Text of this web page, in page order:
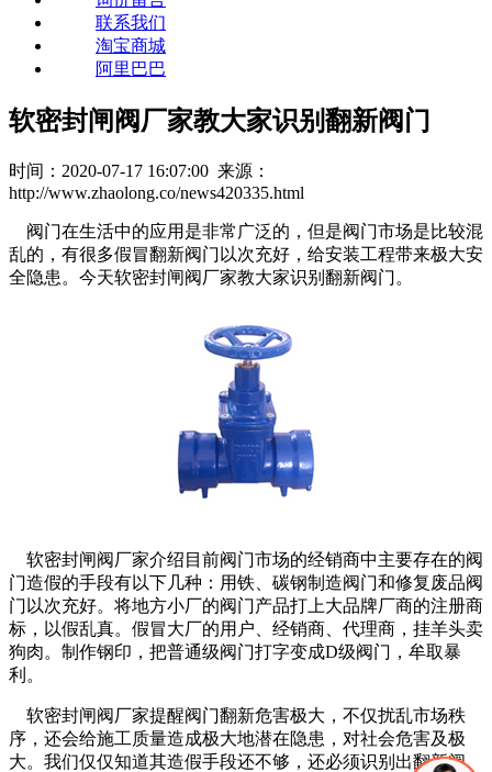
联系我们
淘宝商城
阿里巴巴
软密封闸阀厂家教大家识别翻新阀门
时间：2020-07-17 16:07:00 来源：
http://www.zhaolong.co/news420335.html
阀门在生活中的应用是非常广泛的，但是阀门市场是比较混
乱的，有很多假冒翻新阀门以次充好，给安装工程带来极大安
全隐患。今天软密封闸阀厂家教大家识别翻新阀门。
软密封闸阀厂家介绍目前阀门市场的经销商中主要存在的阀
门造假的手段有以下几种：用铁、碳钢制造阀门和修复废品阀
门以次充好。将地方小厂的阀门产品打上大品牌厂商的注册商
标，以假乱真。假冒大厂的用户、经销商、代理商，挂羊头卖
狗肉。制作钢印，把普通级阀门打字变成D级阀门，牟取暴
利。
软密封闸阀厂家提醒阀门翻新危害极大，不仅扰乱市场秩
序，还会给施工质量造成极大地潜在隐患，对社会危害及极
大。我们仅仅知道其造假手段还不够，还必须识别出翻新阀